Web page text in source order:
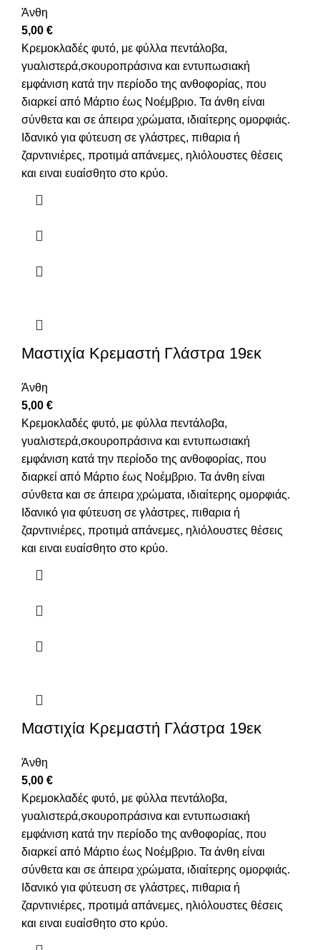
Άνθη
5,00 €
Κρεμοκλαδές φυτό, με φύλλα πεντάλοβα,
γυαλιστερά,σκουροπράσινα και εντυπωσιακή
εμφάνιση κατά την περίοδο της ανθοφορίας, που
διαρκεί από Μάρτιο έως Νοέμβριο. Τα άνθη είναι
σύνθετα και σε άπειρα χρώματα, ιδιαίτερης ομορφιάς.
Ιδανικό για φύτευση σε γλάστρες, πιθαρια ή
ζαρντινιέρες, προτιμά απάνεμες, ηλιόλουστες θέσεις
και ειναι ευαίσθητο στο κρύο.
Μαστιχία Κρεμαστή Γλάστρα 19εκ
Άνθη
5,00 €
Κρεμοκλαδές φυτό, με φύλλα πεντάλοβα,
γυαλιστερά,σκουροπράσινα και εντυπωσιακή
εμφάνιση κατά την περίοδο της ανθοφορίας, που
διαρκεί από Μάρτιο έως Νοέμβριο. Τα άνθη είναι
σύνθετα και σε άπειρα χρώματα, ιδιαίτερης ομορφιάς.
Ιδανικό για φύτευση σε γλάστρες, πιθαρια ή
ζαρντινιέρες, προτιμά απάνεμες, ηλιόλουστες θέσεις
και ειναι ευαίσθητο στο κρύο.
Μαστιχία Κρεμαστή Γλάστρα 19εκ
Άνθη
5,00 €
Κρεμοκλαδές φυτό, με φύλλα πεντάλοβα,
γυαλιστερά,σκουροπράσινα και εντυπωσιακή
εμφάνιση κατά την περίοδο της ανθοφορίας, που
διαρκεί από Μάρτιο έως Νοέμβριο. Τα άνθη είναι
σύνθετα και σε άπειρα χρώματα, ιδιαίτερης ομορφιάς.
Ιδανικό για φύτευση σε γλάστρες, πιθαρια ή
ζαρντινιέρες, προτιμά απάνεμες, ηλιόλουστες θέσεις
και ειναι ευαίσθητο στο κρύο.